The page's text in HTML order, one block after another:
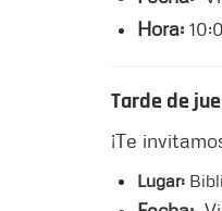
Hora:
Tarde de
¡Te
Lugar: